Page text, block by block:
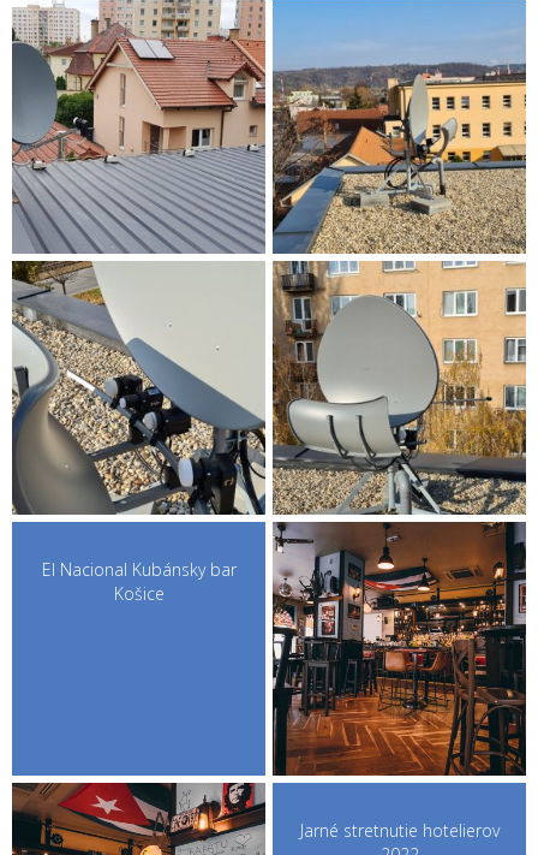
El Nacional Kubánsky bar
Košice
Jarné stretnutie hotelierov